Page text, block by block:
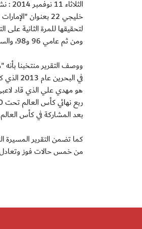
خليجي 22 بعنوان
ومن ثم عامي 96 و98، والسعودية عامي 2002 و2003 .
بعد المشاركة في كأس العالم 1990 وذلك بالتأهل الى اولمبياد لندن 2012.
من خمس حالات فوز وتعادل